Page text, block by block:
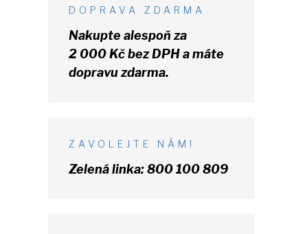
DOPRAVA ZDARMA
Nakupte alespoň za
2 000 Kčbez DPHa máte
dopravu zdarma.
ZAVOLEJTE NÁM!
Zelená linka:800 100 809